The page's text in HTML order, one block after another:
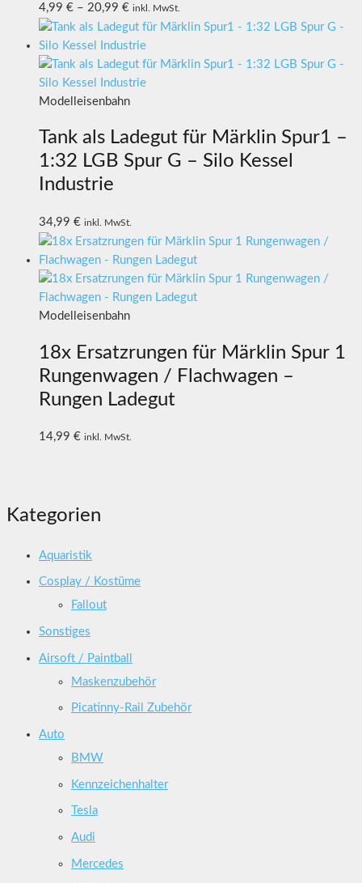
Kategorien
Aquaristik
Cosplay / Kostüme
Fallout
Sonstiges
Airsoft / Paintball
Maskenzubehör
Picatinny-Rail Zubehör
Auto
BMW
Kennzeichenhalter
Tesla
Audi
Mercedes
4,99 € – 20,99 € inkl. MwSt.
Modelleisenbahn
Tank als Ladegut für Märklin Spur1 –
1:32 LGB Spur G – Silo Kessel
Industrie
34,99 € inkl. MwSt.
Modelleisenbahn
18x Ersatzrungen für Märklin Spur 1
Rungenwagen / Flachwagen –
Rungen Ladegut
14,99 € inkl. MwSt.